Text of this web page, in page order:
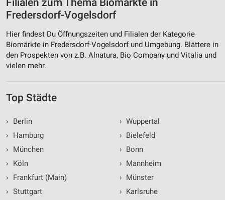
Filialen zum Thema Biomärkte in
Fredersdorf-Vogelsdorf
Hier findest Du Öffnungszeiten und Filialen der Kategorie
Biomärkte in Fredersdorf-Vogelsdorf und Umgebung. Blättere in
den Prospekten von z.B. Alnatura, Bio Company und Vitalia und
vielen mehr.
Top Städte
›
Berlin
›
Hamburg
›
München
›
Köln
›
Frankfurt (Main)
› Stuttgart
› Wuppertal
› Bielefeld
› Bonn
› Mannheim
› Münster
› Karlsruhe